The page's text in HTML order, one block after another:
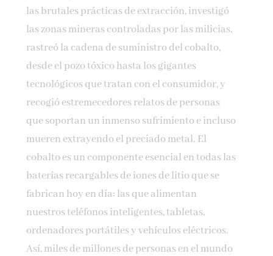
las brutales prácticas de extracción, investigó
las zonas mineras controladas por las milicias,
rastreó la cadena de suministro del cobalto,
desde el pozo tóxico hasta los gigantes
tecnológicos que tratan con el consumidor, y
recogió estremecedores relatos de personas
que soportan un inmenso sufrimiento e incluso
mueren extrayendo el preciado metal. El
cobalto es un componente esencial en todas las
baterías recargables de iones de litio que se
fabrican hoy en día: las que alimentan
nuestros teléfonos inteligentes, tabletas,
ordenadores portátiles y vehículos eléctricos.
Así, miles de millones de personas en el mundo